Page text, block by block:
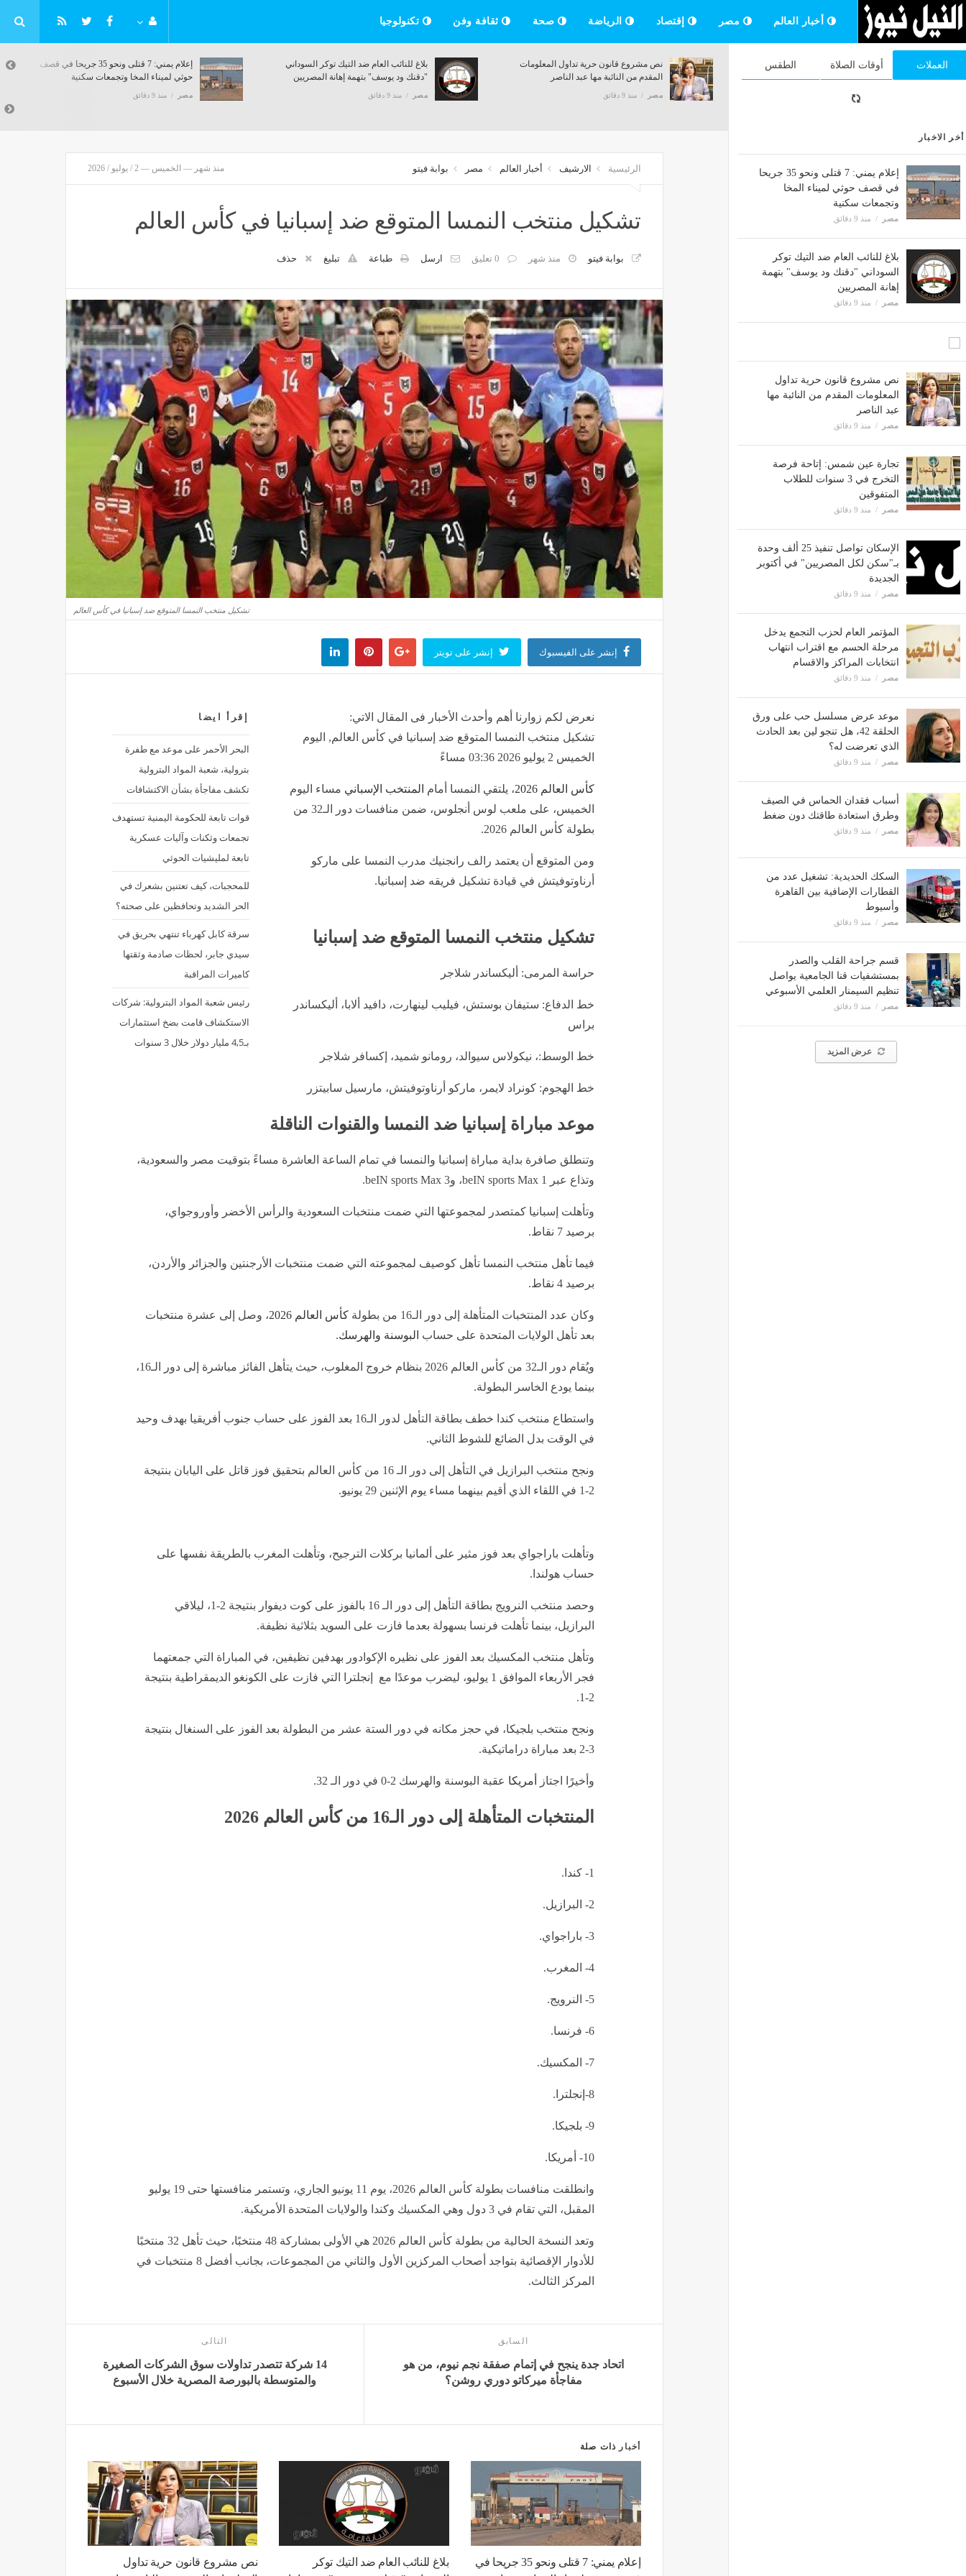
أخبار العالم مصر إقتصاد الرياضة صحة ثقافة وفن تكنولوجيا
العملات أوقات الصلاة الطقس
أخر الاخبار
إعلام يمني: 7 قتلى ونحو 35 جريحا
في قصف حوثي لميناء المخا
وتجمعات سكنية
مصر منذ 9 دقائق
بلاغ للنائب العام ضد التيك توكر
السوداني "دقنك ود يوسف" بتهمة
إهانة المصريين
مصر منذ 9 دقائق
نص مشروع قانون حرية تداول
المعلومات المقدم من النائبة مها
عبد الناصر
مصر منذ 9 دقائق
تجارة عين شمس: إتاحة فرصة
التخرج في 3 سنوات للطلاب
المتفوقين
مصر منذ 9 دقائق
الإسكان تواصل تنفيذ 25 ألف وحدة
بـ"سكن لكل المصريين" في أكتوبر
الجديدة
مصر منذ 9 دقائق
المؤتمر العام لحزب التجمع يدخل
مرحلة الحسم مع اقتراب انتهاب
انتخابات المراكز والاقسام
مصر منذ 9 دقائق
موعد عرض مسلسل حب على ورق
الحلقة 42، هل تنجو لين بعد الحادث
الذي تعرضت له؟
مصر منذ 9 دقائق
أسباب فقدان الحماس في الصيف
وطرق استعادة طاقتك دون ضغط
مصر منذ 9 دقائق
السكك الحديدية: تشغيل عدد من
القطارات الإضافية بين القاهرة
وأسيوط
مصر منذ 9 دقائق
قسم جراحة القلب والصدر
بمستشفيات قنا الجامعية يواصل
تنظيم السيمنار العلمي الأسبوعي
مصر منذ 9 دقائق
عرض المزيد
بلاغ للنائب العام ضد التيك توكر السوداني
"دقنك ود يوسف" بتهمة إهانة المصريين
مصر منذ 9 دقائق
نص مشروع قانون حرية تداول المعلومات
المقدم من النائبة مها عبد الناصر
مصر منذ 9 دقائق
سنوات للطلاب المتفوقين
مصر منذ 9 دقائق
الإسكان تواصل تنفيذ 25 ألف وحدة بـ"سكن
لكل المصريين" في أكتوبر الجديدة
الرئيسية الارشيف أخبار العالم مصر بوابة فيتو منذ شهر — الخميس — 2 / يوليو / 2026
تشكيل منتخب النمسا المتوقع ضد إسبانيا في كأس العالم
بوابة فيتو منذ شهر 0 تعليق ارسل طباعة تبليغ حذف
تشكيل منتخب النمسا المتوقع ضد إسبانيا في كأس العالم
إنشر على الفيسبوك إنشر على تويتر
إقرأ ايضا
البحر الأحمر على موعد مع طفرة
بترولية، شعبة المواد البترولية
تكشف مفاجأة بشأن الاكتشافات
قوات تابعة للحكومة اليمنية تستهدف
تجمعات وثكنات وآليات عسكرية
تابعة لمليشيات الحوثي
للمحجبات، كيف تعتنين بشعرك في
الحر الشديد وتحافظين على صحته؟
سرقة كابل كهرباء تنتهي بحريق في
سيدي جابر، لحظات صادمة وثقتها
كاميرات المراقبة
رئيس شعبة المواد البترولية: شركات
الاستكشاف قامت بضخ استثمارات
بـ4,5 مليار دولار خلال 3 سنوات
نعرض لكم زوارنا أهم وأحدث الأخبار فى المقال الاتي:
تشكيل منتخب النمسا المتوقع ضد إسبانيا في كأس العالم, اليوم
الخميس 2 يوليو 2026 03:36 مساءً
كأس العالم 2026 ، يلتقي النمسا أمام المنتخب الإسباني مساء اليوم
الخميس، على ملعب لوس أنجلوس، ضمن منافسات دور الـ32 من
بطولة كأس العالم 2026.
ومن المتوقع أن يعتمد رالف رانجنيك مدرب النمسا على ماركو
أرناوتوفيتش في قيادة تشكيل فريقه ضد إسبانيا.
تشكيل منتخب النمسا المتوقع ضد إسبانيا
حراسة المرمى: أليكساندر شلاجر
خط الدفاع: ستيفان بوستش، فيليب لينهارت، دافيد ألابا، أليكساندر
براس
خط الوسط:، نيكولاس سيوالد، رومانو شميد، إكسافر شلاجر
خط الهجوم: كونراد لايمر، ماركو أرناوتوفيتش، مارسيل سابيتزر
موعد مباراة إسبانيا ضد النمسا والقنوات الناقلة
وتنطلق صافرة بداية مباراة إسبانيا والنمسا في تمام الساعة العاشرة مساءً بتوقيت مصر والسعودية،
وتذاع عبر beIN sports Max 1، وbeIN sports Max 3.
وتأهلت إسبانيا كمتصدر لمجموعتها التي ضمت منتخبات السعودية والرأس الأخضر وأوروجواي،
برصيد 7 نقاط.
فيما تأهل منتخب النمسا تأهل كوصيف لمجموعته التي ضمت منتخبات الأرجنتين والجزائر والأردن،
برصيد 4 نقاط.
وكان عدد المنتخبات المتأهلة إلى دور الـ16 من بطولة كأس العالم 2026
، وصل إلى عشرة منتخبات
بعد تأهل الولايات المتحدة على حساب البوسنة والهرسك.
ويُقام دور الـ32 من كأس العالم 2026 بنظام خروج المغلوب، حيث يتأهل الفائز مباشرة إلى دور الـ16،
بينما يودع الخاسر البطولة.
واستطاع منتخب كندا خطف بطاقة التأهل لدور الـ16 بعد الفوز على حساب جنوب أفريقيا بهدف وحيد
في الوقت بدل الضائع للشوط الثاني.
ونجح منتخب البرازيل في التأهل إلى دور الـ 16 من كأس العالم بتحقيق فوز قاتل على اليابان بنتيجة
2-1 في اللقاء الذي أقيم بينهما مساء يوم الإثنين 29 يونيو.
وتأهلت باراجواي بعد فوز مثير على ألمانيا بركلات الترجيح، وتأهلت المغرب بالطريقة نفسها على
حساب هولندا.
وحصد منتخب النرويج بطاقة التأهل إلى دور الـ 16 بالفوز على كوت ديفوار بنتيجة 2-1، ليلاقي
البرازيل، بينما تأهلت فرنسا بسهولة بعدما فازت على السويد بثلاثية نظيفة.
وتأهل منتخب المكسيك بعد الفوز على نظيره الإكوادور بهدفين نظيفين، في المباراة التي جمعتهما
فجر الأربعاء الموافق 1 يوليو، ليضرب موعدًا مع إنجلترا التي فازت على الكونغو الديمقراطية بنتيجة
2-1.
ونجح منتخب بلجيكا، في حجز مكانه في دور الستة عشر من البطولة بعد الفوز على السنغال بنتيجة
3-2 بعد مباراة دراماتيكية.
وأخيرًا اجتاز أمريكا عقبة البوسنة والهرسك 2-0 في دور الـ 32.
المنتخبات المتأهلة إلى دور الـ16 من كأس العالم 2026
1- كندا.
2- البرازيل.
3- باراجواي.
4- المغرب.
5- النرويج.
6- فرنسا.
7- المكسيك.
8-إنجلترا.
9- بلجيكا.
10- أمريكا.
وانطلقت منافسات بطولة كأس العالم 2026، يوم 11 يونيو الجاري، وتستمر منافستها حتى 19 يوليو
المقبل، التي تقام في 3 دول وهي المكسيك وكندا والولايات المتحدة الأمريكية.
وتعد النسخة الحالية من بطولة كأس العالم 2026 هي الأولى بمشاركة 48 منتخبًا، حيث تأهل 32 منتخبًا
للأدوار الإقصائية بتواجد أصحاب المركزين الأول والثاني من المجموعات، بجانب أفضل 8 منتخبات في
المركز الثالث.
السابق
اتحاد جدة ينجح في إتمام صفقة نجم نيوم، من هو
مفاجأة ميركاتو دوري روشن؟
التالى
14 شركة تتصدر تداولات سوق الشركات الصغيرة
والمتوسطة بالبورصة المصرية خلال الأسبوع
أخبار ذات صلة
إعلام يمني: 7 قتلى ونحو 35 جريحا في
بلاغ للنائب العام ضد التيك توكر
نص مشروع قانون حرية تداول